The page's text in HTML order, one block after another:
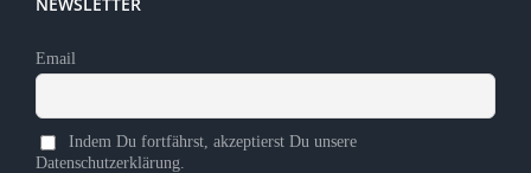
Email
Indem Du fortfährst, akzeptierst Du unsere
Datenschutzerklärung.